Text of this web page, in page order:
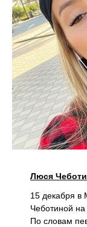
Люся
15 декабря в
Чеботиной
По словам